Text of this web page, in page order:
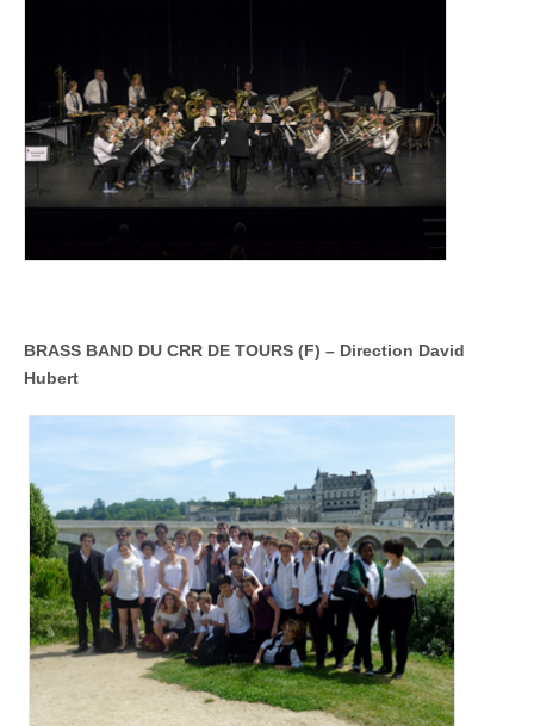
BRASS BAND DU CRR DE TOURS (F) – Direction David
Hubert